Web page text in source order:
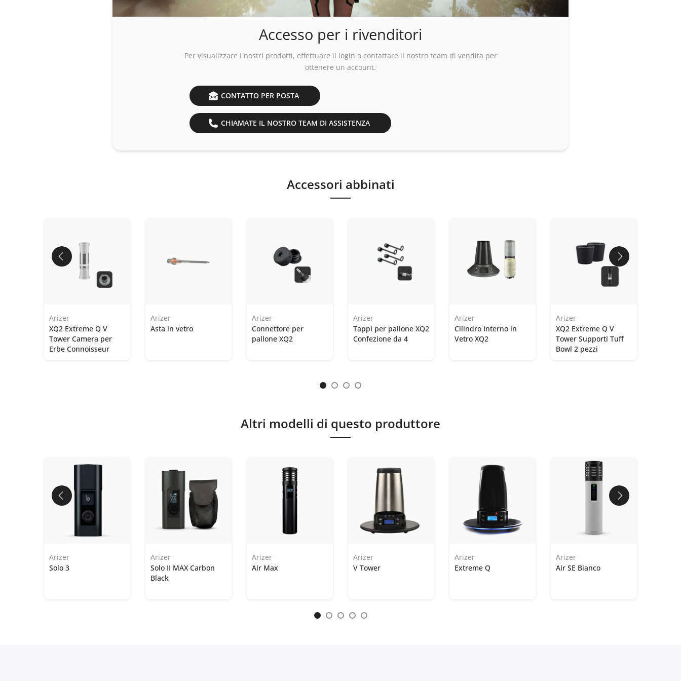
Accesso per i rivenditori
Per visualizzare i nostri prodotti, effettuare il login o contattare il nostro team di vendita per
ottenere un account.
CONTATTO PER POSTA
CHIAMATE IL NOSTRO TEAM DI ASSISTENZA
Accessori abbinati
Arizer
XQ2 Extreme Q V
Tower Camera per
Erbe Connoisseur
Arizer
Asta in vetro
Arizer
Connettore per
pallone XQ2
Arizer
Tappi per pallone XQ2
Confezione da 4
Arizer
Cilindro Interno in
Vetro XQ2
Arizer
XQ2 Extreme Q V
Tower Supporti Tuff
Bowl 2 pezzi
Altri modelli di questo produttore
Arizer
Solo 3
Arizer
Solo II MAX Carbon
Black
Arizer
Air Max
Arizer
V Tower
Arizer
Extreme Q
Arizer
Air SE Bianco